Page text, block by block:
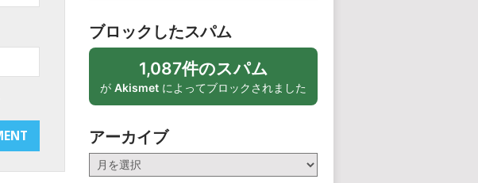
ブロックしたスパム
1,087件のスパム
がAkismet によってブロックされました
アーカイブ
ア
ー